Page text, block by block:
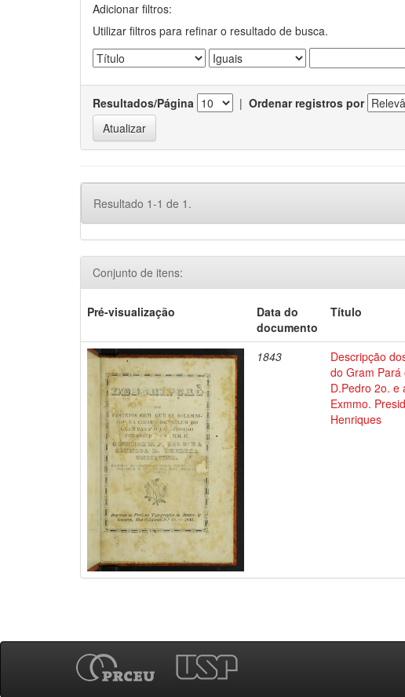
Adicionar filtros:
Utilizar filtros para refinar o resultado de busca.
Resultados/Página | Ordenar registros por
Resultado 1-1 de 1.
Conjunto de itens:
Pré-visualização
Data do
documento
Título
1843
Descripção
do Gram
D.Pedro 2o. e
Exmmo.
Henriques